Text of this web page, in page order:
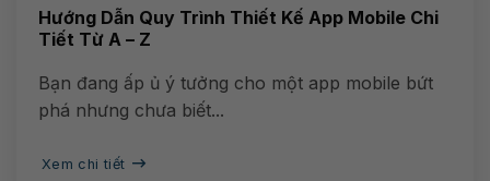
Hướng Dẫn Quy Trình Thiết Kế App Mobile Chi
Tiết Từ A – Z
Bạn đang ấp ủ ý tưởng cho một app mobile bứt
phá nhưng chưa biết...
Xem chi tiết